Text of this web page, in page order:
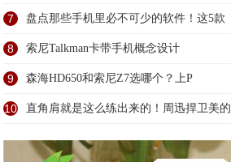
7 盘点那些手机里必不可少的软件！这5款
8 索尼Talkman卡带手机概念设计
9 森海HD650和索尼Z7选哪个？上P
10 直角肩就是这么练出来的！周迅捍卫美的